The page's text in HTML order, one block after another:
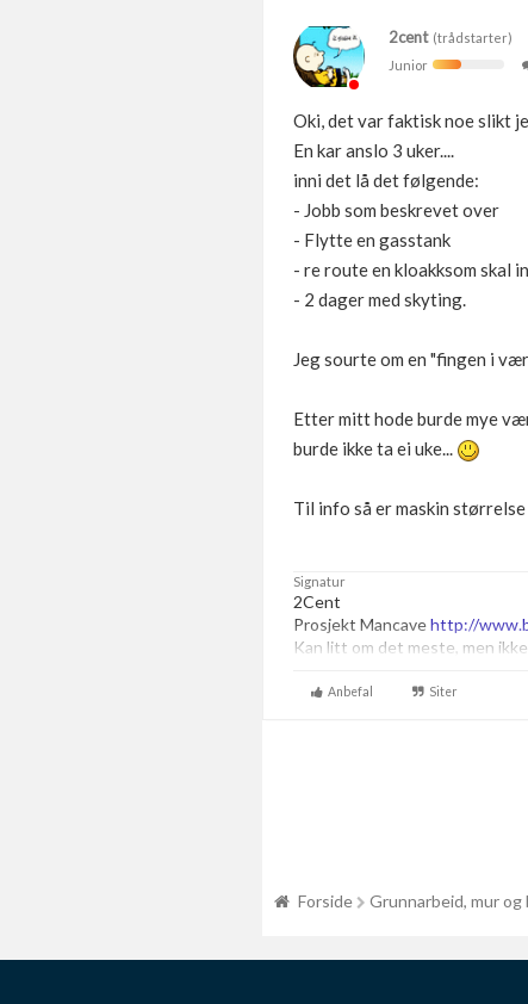
2cent(trådstarter)
Junior
Oki, det var faktisk noe slikt
En kar anslo 3 uker....
inni det lå det følgende:
- Jobb som beskrevet over
- Flytte en gasstank
- re route en kloakksom skal
- 2 dager med skyting.
Jeg sourte om en "fingen i
Etter mitt hode burde mye
burde ikke ta ei uke...
Til info så er maskin
Signatur
2Cent
Prosjekt Mancavehttp://
Kan litt om det meste, men
Anbefal Siter
Forside Grunnarbeid, mur